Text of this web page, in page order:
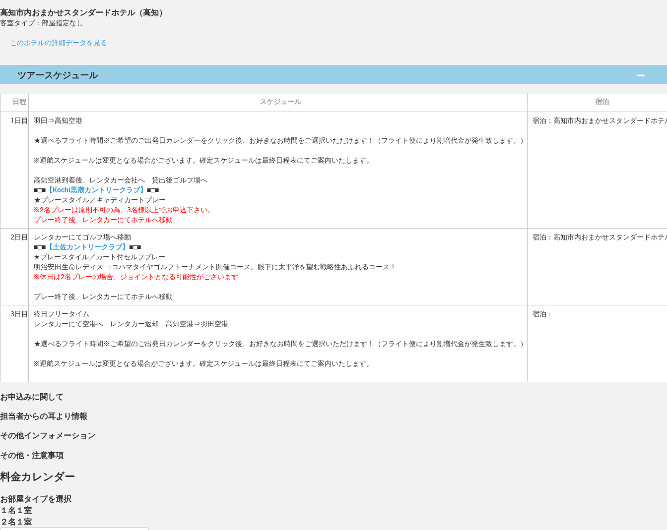
高知市内おまかせスタンダードホテル（高知）
客室タイプ：部屋指定なし
このホテルの詳細データを見る
ツアースケジュール
日程 スケジュール
宿泊
1日目
羽田⇒高知空港
★選べるフライト時間※ご希望のご出発日カレンダーをクリック後、お好きなお時間をご選択いただけます！（フライト便により割増代金が発生致します。）
※運航スケジュールは変更となる場合がございます。確定スケジュールは最終日程表にてご案内いたします。
高知空港到着後、レンタカー会社へ 貸出後ゴルフ場へ
■□■ 【Kochi黒潮カントリークラブ】 ■□■
★プレースタイル／キャディカートプレー
※2名プレーは原則不可の為、3名様以上でお申込下さい。
プレー終了後、レンタカーにてホテルへ移動
宿泊： 高知市内おまかせスタンダードホテ
2日目
レンタカーにてゴルフ場へ移動
■□■ 【土佐カントリークラブ】 ■□■
★プレースタイル／カート付セルフプレー
明治安田生命レディス ヨコハマタイヤゴルフトーナメント開催コース。眼下に太平洋を望む戦略性あふれるコース！
※休日は2名プレーの場合、ジョイントとなる可能性がございます
プレー終了後、レンタカーにてホテルへ移動
宿泊： 高知市内おまかせスタンダードホテ
3日目
終日フリータイム
レンタカーにて空港へ レンタカー返却 高知空港⇒羽田空港
★選べるフライト時間※ご希望のご出発日カレンダーをクリック後、お好きなお時間をご選択いただけます！（フライト便により割増代金が発生致します。）
※運航スケジュールは変更となる場合がございます。確定スケジュールは最終日程表にてご案内いたします。
宿泊：
お申込みに関して
担当者からの耳より情報
その他インフォメーション
その他・注意事項
料金カレンダー
お部屋タイプを選択
１名１室
２名１室